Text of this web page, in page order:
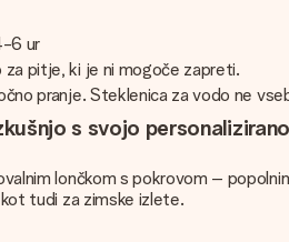
6 ur
pitje, ki je ni mogoče zapreti.
pranje. Steklenica za vodo ne
s svojo
lončkom s pokrovom –
tudi za zimske izlete.